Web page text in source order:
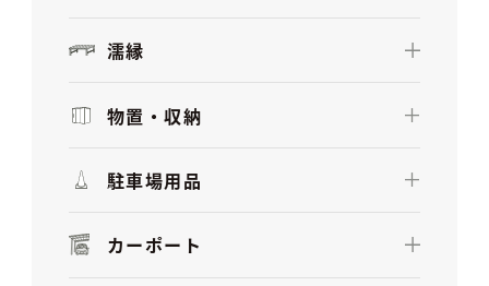
濡縁
物置・収納
駐車場用品
カーポート